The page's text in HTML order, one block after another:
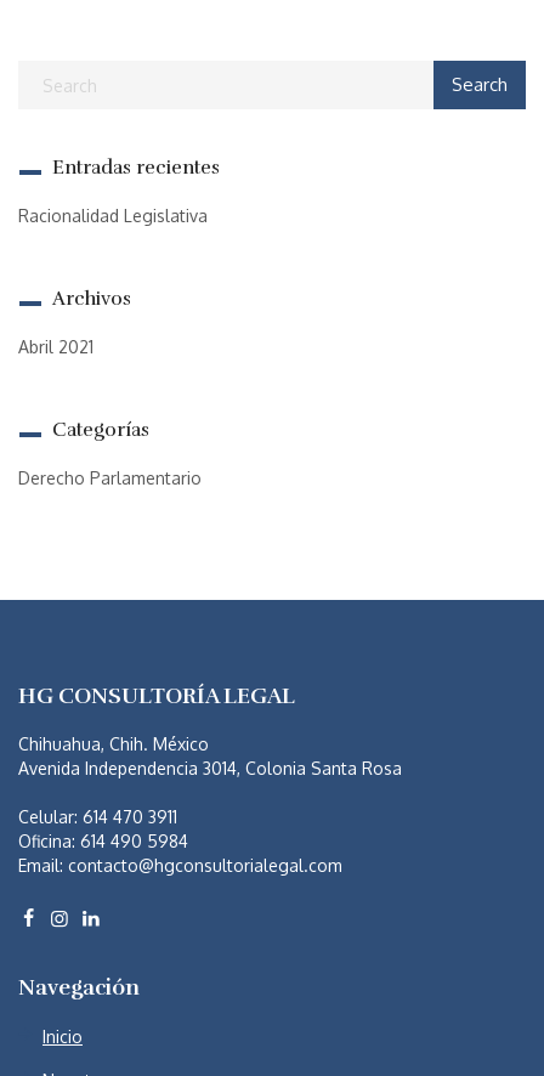
Entradas recientes
Racionalidad Legislativa
Archivos
Abril 2021
Categorías
Derecho Parlamentario
HG CONSULTORÍA LEGAL
Chihuahua, Chih. México
Avenida Independencia 3014, Colonia Santa Rosa
Celular: 614 470 3911
Oficina: 614 490 5984
Email: contacto@hgconsultorialegal.com
Navegación
Inicio